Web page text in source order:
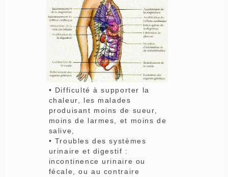
• Difficulté à supporter la
chaleur, les malades
produisant moins de sueur,
moins de larmes, et moins de
salive,
• Troubles des systèmes
urinaire et digestif :
incontinence urinaire ou
fécale, ou au contraire